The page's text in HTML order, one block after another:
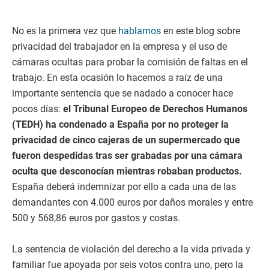
No es la primera vez que hablamos en este blog sobre
privacidad del trabajador en la empresa y el uso de
cámaras ocultas para probar la comisión de faltas en el
trabajo. En esta ocasión lo hacemos a raíz de una
importante sentencia que se nadado a conocer hace
pocos días: el Tribunal Europeo de Derechos Humanos
(TEDH) ha condenado a España por no proteger la
privacidad de cinco cajeras de un supermercado que
fueron despedidas tras ser grabadas por una cámara
oculta que desconocían mientras robaban productos.
España deberá indemnizar por ello a cada una de las
demandantes con 4.000 euros por daños morales y entre
500 y 568,86 euros por gastos y costas.
La sentencia de violación del derecho a la vida privada y
familiar fue apoyada por seis votos contra uno, pero la